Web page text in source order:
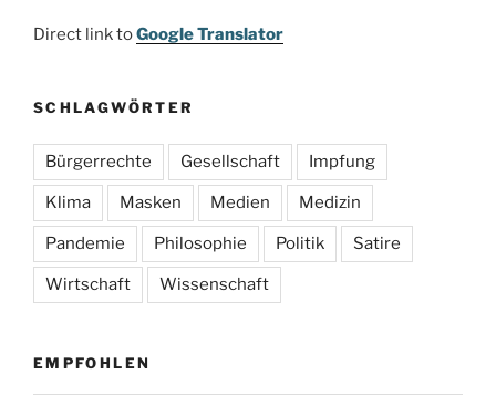
Direct link toGoogle Translator
SCHLAGWÖRTER
Bürgerrechte Gesellschaft Impfung
Klima Masken Medien Medizin
Pandemie Philosophie Politik Satire
Wirtschaft Wissenschaft
EMPFOHLEN